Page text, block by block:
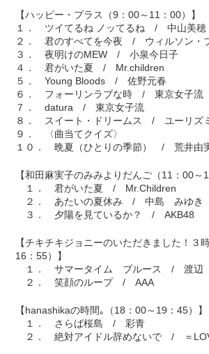
【ハッピー・プラス（9：00～11：00）】
１． ツイてるね ノッてるね / 中山美穂
２． 君のすべてを今夜 / ウィルソン・
３． 夜明けのMEW / 小泉今日子
４． 君がいた夏 / Mr.children
５． Young Bloods / 佐野元春
６． フォーリンラブな時 / 東京女子流
７． datura / 東京女子流
８． スイート・ドリームス / ユーリズ
９． 〈曲当てクイズ〉
１０． 晩夏（ひとりの季節） / 荒井由
【和田麻実子のみみよりだんご（11：00～
１． 君がいた夏 / Mr.Children
２． あたいの夏休み / 中島 みゆき
３． 夕陽を見ているか？ / AKB48
【チキチキジョニーのいただきました！３
16：55）】
１． サマータイム ブルース / 渡辺
２． 笑顔のループ / AAA
【hanashikaの時間｡（18：00～19：45）】
１． さらば桜島 / 彩青
２． 絶対アイドル辞めないで / ＝